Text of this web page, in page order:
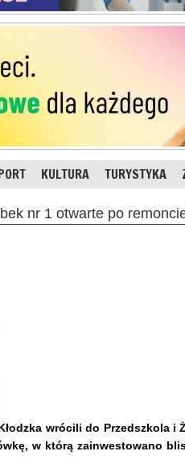
KULTURA TURYSTYKA
nr 1 otwarte po
wrócili do Przedszkola i
w którą zainwestowano